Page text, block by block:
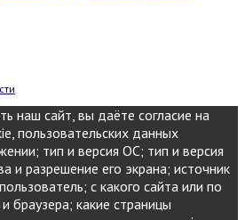
наш сайт, вы даёте согласие на
пользовательских данных
тип и версия ОС; тип и версия
и разрешение его экрана; источник
с какого сайта или по
браузера; какие страницы